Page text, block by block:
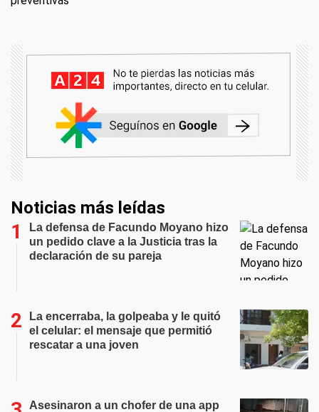
Noticias más leídas
La defensa de Facundo Moyano hizo
un pedido clave a la Justicia tras la
declaración de su pareja
La encerraba, la golpeaba y le quitó
el celular: el mensaje que permitió
rescatar a una joven
Asesinaron a un chofer de una app